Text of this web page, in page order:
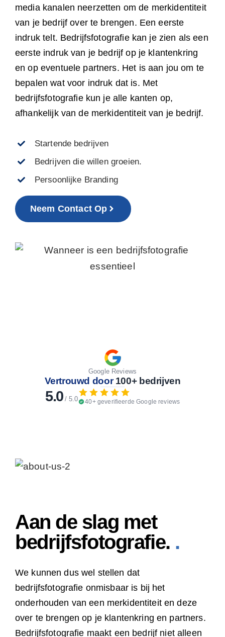
media kanalen neerzetten om de merkidentiteit
van je bedrijf over te brengen. Een eerste
indruk telt. Bedrijfsfotografie kan je zien als een
eerste indruk van je bedrijf op je klantenkring
en op eventuele partners. Het is aan jou om te
bepalen wat voor indruk dat is. Met
bedrijfsfotografie kun je alle kanten op,
afhankelijk van de merkidentiteit van je bedrijf.
Startende bedrijven
Bedrijven die willen groeien.
Persoonlijke Branding
Neem Contact Op
Google Reviews
Vertrouwd door100+ bedrijven
5.0 / 5.0 40+ geverifieerde Google reviews
Aan de slag met
bedrijfsfotografie. .
We kunnen dus wel stellen dat
bedrijfsfotografie onmisbaar is bij het
onderhouden van een merkidentiteit en deze
over te brengen op je klantenkring en partners.
Bedrijfsfotografie maakt een bedrijf niet alleen